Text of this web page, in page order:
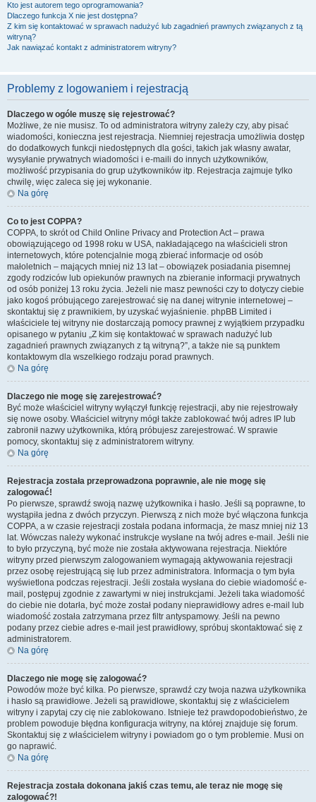
Kto jest autorem tego oprogramowania?
Dlaczego funkcja X nie jest dostępna?
Z kim się kontaktować w sprawach nadużyć lub zagadnień prawnych związanych z tą
witryną?
Jak nawiązać kontakt z administratorem witryny?
Problemy z logowaniem i rejestracją
Dlaczego w ogóle muszę się rejestrować?
Możliwe, że nie musisz. To od administratora witryny zależy czy, aby pisać
wiadomości, konieczna jest rejestracja. Niemniej rejestracja umożliwia dostęp
do dodatkowych funkcji niedostępnych dla gości, takich jak własny awatar,
wysyłanie prywatnych wiadomości i e-maili do innych użytkowników,
możliwość przypisania do grup użytkowników itp. Rejestracja zajmuje tylko
chwilę, więc zaleca się jej wykonanie.
Na górę
Co to jest COPPA?
COPPA, to skrót od Child Online Privacy and Protection Act – prawa
obowiązującego od 1998 roku w USA, nakładającego na właścicieli stron
internetowych, które potencjalnie mogą zbierać informacje od osób
małoletnich – mających mniej niż 13 lat – obowiązek posiadania pisemnej
zgody rodziców lub opiekunów prawnych na zbieranie informacji prywatnych
od osób poniżej 13 roku życia. Jeżeli nie masz pewności czy to dotyczy ciebie
jako kogoś próbującego zarejestrować się na danej witrynie internetowej –
skontaktuj się z prawnikiem, by uzyskać wyjaśnienie. phpBB Limited i
właściciele tej witryny nie dostarczają pomocy prawnej z wyjątkiem przypadku
opisanego w pytaniu „Z kim się kontaktować w sprawach nadużyć lub
zagadnień prawnych związanych z tą witryną?”, a także nie są punktem
kontaktowym dla wszelkiego rodzaju porad prawnych.
Na górę
Dlaczego nie mogę się zarejestrować?
Być może właściciel witryny wyłączył funkcję rejestracji, aby nie rejestrowały
się nowe osoby. Właściciel witryny mógł także zablokować twój adres IP lub
zabronił nazwy użytkownika, którą próbujesz zarejestrować. W sprawie
pomocy, skontaktuj się z administratorem witryny.
Na górę
Rejestracja została przeprowadzona poprawnie, ale nie mogę się
zalogować!
Po pierwsze, sprawdź swoją nazwę użytkownika i hasło. Jeśli są poprawne, to
wystąpiła jedna z dwóch przyczyn. Pierwszą z nich może być włączona funkcja
COPPA, a w czasie rejestracji została podana informacja, że masz mniej niż 13
lat. Wówczas należy wykonać instrukcje wysłane na twój adres e-mail. Jeśli nie
to było przyczyną, być może nie została aktywowana rejestracja. Niektóre
witryny przed pierwszym zalogowaniem wymagają aktywowania rejestracji
przez osobę rejestrującą się lub przez administratora. Informacja o tym była
wyświetlona podczas rejestracji. Jeśli została wysłana do ciebie wiadomość e-
mail, postępuj zgodnie z zawartymi w niej instrukcjami. Jeżeli taka wiadomość
do ciebie nie dotarła, być może został podany nieprawidłowy adres e-mail lub
wiadomość została zatrzymana przez filtr antyspamowy. Jeśli na pewno
podany przez ciebie adres e-mail jest prawidłowy, spróbuj skontaktować się z
administratorem.
Na górę
Dlaczego nie mogę się zalogować?
Powodów może być kilka. Po pierwsze, sprawdź czy twoja nazwa użytkownika
i hasło są prawidłowe. Jeżeli są prawidłowe, skontaktuj się z właścicielem
witryny i zapytaj czy cię nie zablokowano. Istnieje też prawdopodobieństwo, że
problem powoduje błędna konfiguracja witryny, na której znajduje się forum.
Skontaktuj się z właścicielem witryny i powiadom go o tym problemie. Musi on
go naprawić.
Na górę
Rejestracja została dokonana jakiś czas temu, ale teraz nie mogę się
zalogować?!